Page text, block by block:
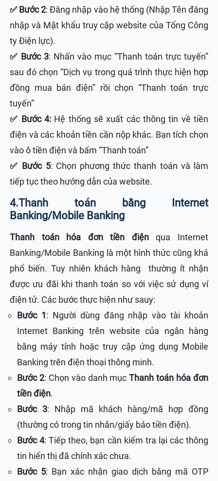
✅ Bước 2: Đăng nhập vào hệ thống (Nhập Tên đăng
nhập và Mật khẩu truy cập website của Tổng Công
ty Điện lực).
✅ Bước 3: Nhấn vào mục “Thanh toán trực tuyến”
sau đó chọn “Dịch vụ trong quá trình thực hiện hợp
đồng mua bán điện” rồi chọn “Thanh toán trực
tuyến”
✅ Bước 4: Hệ thống sẽ xuất các thông tin về tiền
điện và các khoản tiền cần nộp khác. Bạn tích chọn
vào ô tiền điện và bấm “Thanh toán”
✅ Bước 5: Chọn phương thức thanh toán và làm
tiếp tục theo hướng dẫn của website.
4.Thanh toán bằng Internet
Banking/Mobile Banking
Thanh toán hóa đơn tiền điệnqua Internet
Banking/Mobile Banking là một hình thức cũng khá
phổ biến. Tuy nhiên khách hàng thường ít nhận
được ưu đãi khi thanh toán so với việc sử dụng ví
điện tử. Các bước thực hiện như sauy:
Bước 1: Người dùng đăng nhập vào tài khoản
Internet Banking trên website của ngân hàng
bằng máy tính hoặc truy cập ứng dụng Mobile
Banking trên điện thoại thông minh.
Bước 2: Chọn vào danh mụcThanh toán hóa đơn
tiền điện.
Bước 3: Nhập mã khách hàng/mã hợp đồng
(thường có trong tin nhắn/giấy báo tiền điện).
Bước 4: Tiếp theo, bạn cần kiểm tra lại các thông
tin hiển thị đã chính xác chưa.
Bước 5: Bạn xác nhận giao dịch bằng mã OTP